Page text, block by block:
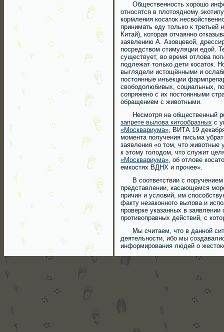
Общественность хорошо
относятся в плотоядному
кормления косаток
принимать еду только к третьей
Китай), которая отчаянно
заявлению А. Азовцевой,
посредством стимуляции едой.
существует, во время отлова
подлежат только дети косаток.
выглядели истощёнными и
постоянные инъекции
свободолюбивых, социальных,
сопряжено с их постоянными
обращением с животными.
Несмотря на общественный
запрете вылова китообразных с
«Москвариума», ВИТА 19
момента получения письма
заявления «о том, что животные
к этому голодом, что служит
«Москвариума», об отлове
емкостях ВДНХ и прочее».
В соответствии с поручением
представлении, касающемся
причин и условий, им
факту незаконного вылова и
проверке указанных в
противоправных действий, с
Мы считаем, что в данной
деятельности, ибо мы
информирования людей о